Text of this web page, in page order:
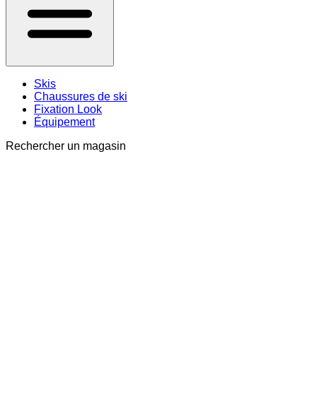
Skis
Chaussures de ski
Fixation Look
Équipement
Rechercher un magasin